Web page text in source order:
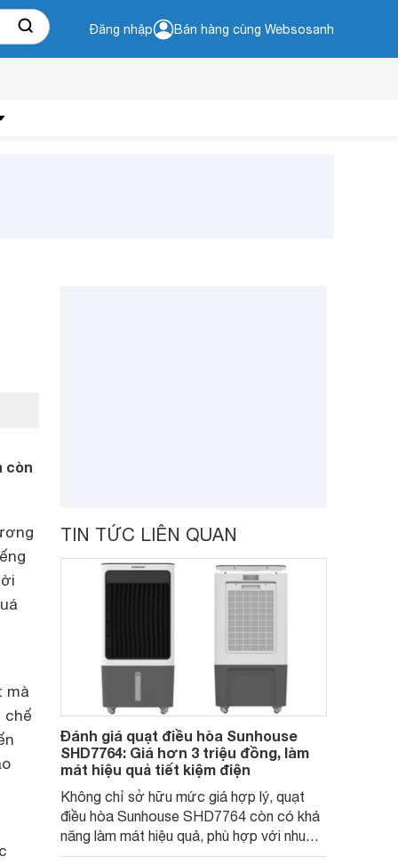
Đăng nhập Bán hàng cùng Websosanh
còn
mà
chế
TIN TỨC LIÊN QUAN
Đánh giá quạt điều hòa Sunhouse
SHD7764: Giá hơn 3 triệu đồng, làm
mát hiệu quả tiết kiệm điện
Không chỉ sở hữu mức giá hợp lý, quạt
điều hòa Sunhouse SHD7764 còn có khả
năng làm mát hiệu quả, phù hợp với nhu
cầu của người dùng Việt.